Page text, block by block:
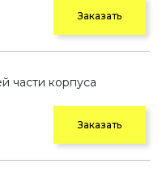
Заказать
части корпуса
Заказать